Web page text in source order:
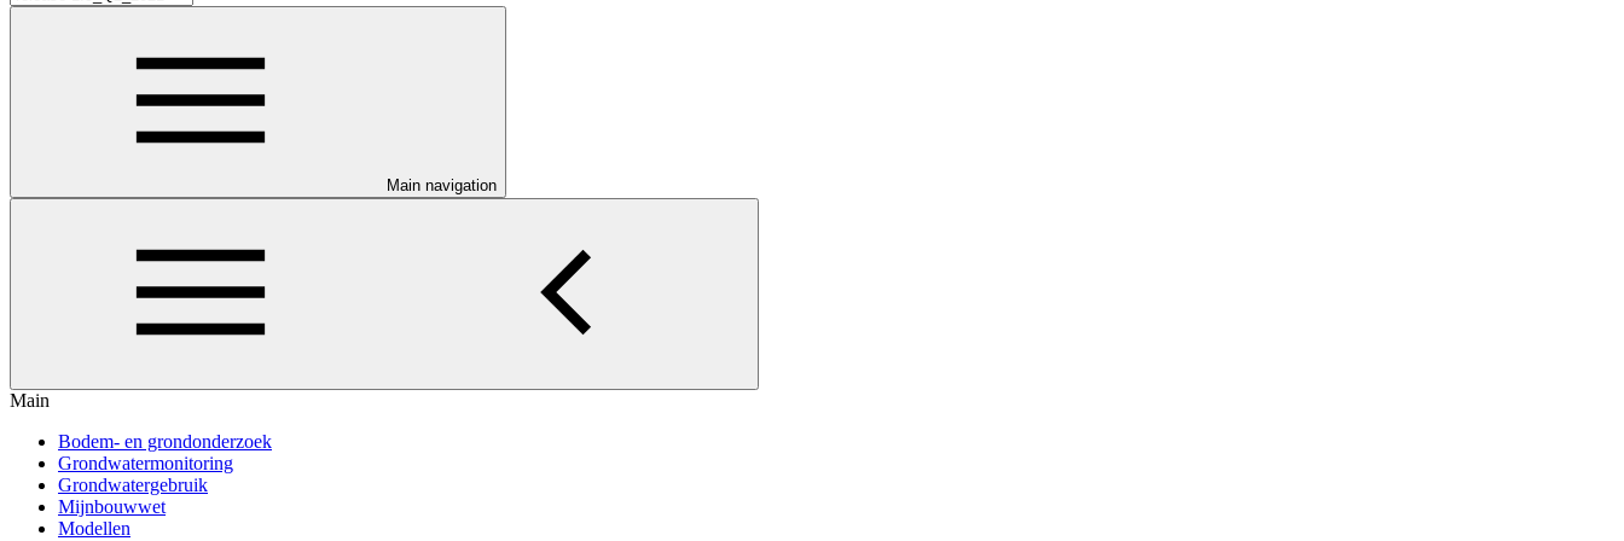
Main navigation
Main
Bodem- en grondonderzoek
Grondwatermonitoring
Grondwatergebruik
Mijnbouwwet
Modellen